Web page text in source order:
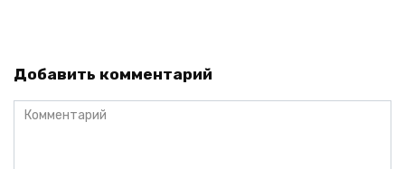
Добавить комментарий
Комментарий